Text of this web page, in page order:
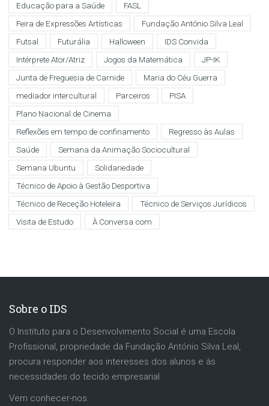
Educação para a Saúde
FASL
Feira de Expressões Artísticas
Fundação António Silva Leal
Futsal
Futurália Halloween
IDS Convida
Intérprete Ator/Atriz
Jogos da Matemática
JP-IK
Junta de Freguesia de Carnide
Maria do Céu Guerra
mediador intercultural
Parceiros
PISA
Plano Nacional de Cinema
Reflexões em tempo de confinamento
Regresso às Aulas
Saúde
Semana da Animação Sociocultural
Semana Ubuntu
Solidariedade
Técnico de Apoio à Gestão Desportiva
Técnico de Receção Hoteleira
Técnico de Serviços Jurídicos
Visita de Estudo
À Conversa com
Sobre o IDS
O Instituto para o Desenvolvimento Social é uma Escola
Profissional, propriedade da Fundação António Silva Leal,
procura responder aos interesses dos alunos e às
necessidades do tecido empresarial
Vem conhecer-nos.